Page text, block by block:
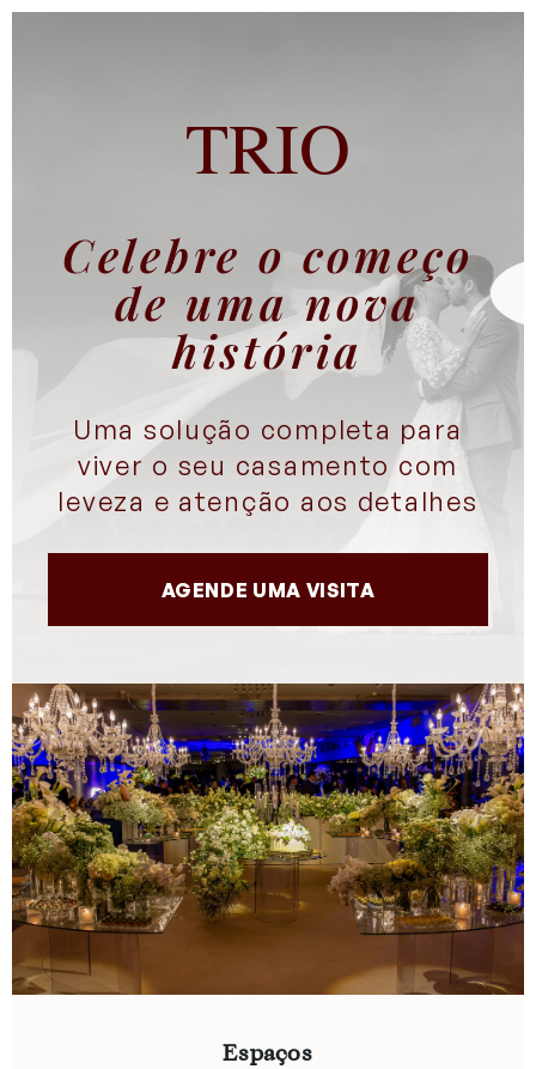
TRIO
Celebre o começo
de uma nova
história
Uma solução completa para
viver o seu casamento com
leveza e atenção aos detalhes
AGENDE UMA VISITA
Espaços